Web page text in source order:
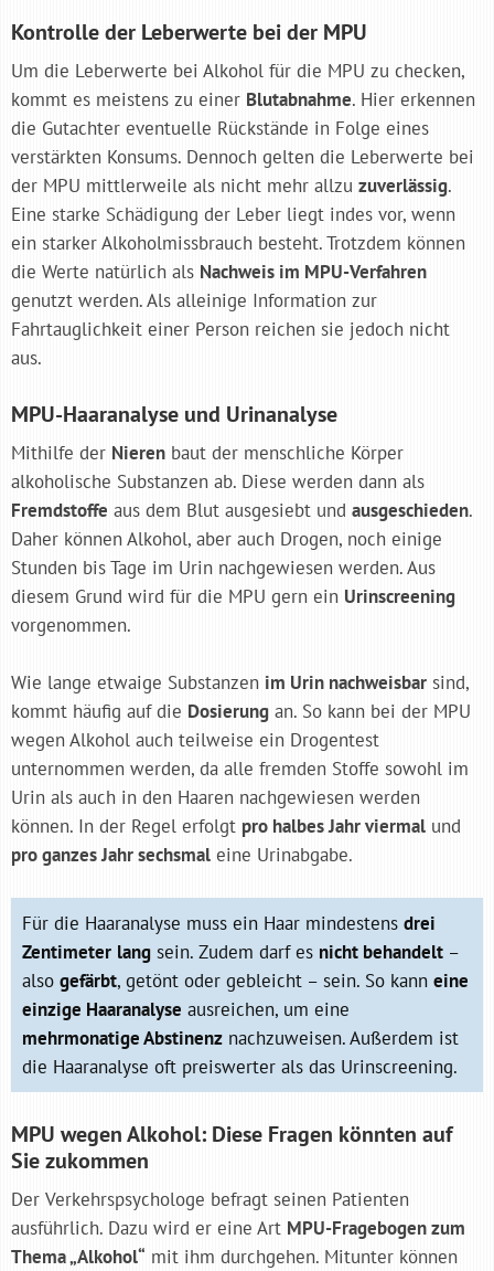
Kontrolle der Leberwerte bei der MPU
Um die Leberwerte bei Alkohol für die MPU zu checken,
kommt es meistens zu einer Blutabnahme. Hier erkennen
die Gutachter eventuelle Rückstände in Folge eines
verstärkten Konsums. Dennoch gelten die Leberwerte bei
der MPU mittlerweile als nicht mehr allzu zuverlässig.
Eine starke Schädigung der Leber liegt indes vor, wenn
ein starker Alkoholmissbrauch besteht. Trotzdem können
die Werte natürlich als Nachweis im MPU-Verfahren
genutzt werden. Als alleinige Information zur
Fahrtauglichkeit einer Person reichen sie jedoch nicht
aus.
MPU-Haaranalyse und Urinanalyse
Mithilfe der Nieren baut der menschliche Körper
alkoholische Substanzen ab. Diese werden dann als
Fremdstoffe aus dem Blut ausgesiebt und ausgeschieden.
Daher können Alkohol, aber auch Drogen, noch einige
Stunden bis Tage im Urin nachgewiesen werden. Aus
diesem Grund wird für die MPU gern ein Urinscreening
vorgenommen.
Wie lange etwaige Substanzen im Urin nachweisbar sind,
kommt häufig auf die Dosierung an. So kann bei der MPU
wegen Alkohol auch teilweise ein Drogentest
unternommen werden, da alle fremden Stoffe sowohl im
Urin als auch in den Haaren nachgewiesen werden
können. In der Regel erfolgt pro halbes Jahr viermal und
pro ganzes Jahr sechsmal eine Urinabgabe.
Für die Haaranalyse muss ein Haar mindestens drei
Zentimeter lang sein. Zudem darf es nicht behandelt –
also gefärbt, getönt oder gebleicht – sein. So kann eine
einzige Haaranalyse ausreichen, um eine
mehrmonatige Abstinenz nachzuweisen. Außerdem ist
die Haaranalyse oft preiswerter als das Urinscreening.
MPU wegen Alkohol: Diese Fragen könnten auf
Sie zukommen
Der Verkehrspsychologe befragt seinen Patienten
ausführlich. Dazu wird er eine Art MPU-Fragebogen zum
Thema „Alkohol“ mit ihm durchgehen. Mitunter können